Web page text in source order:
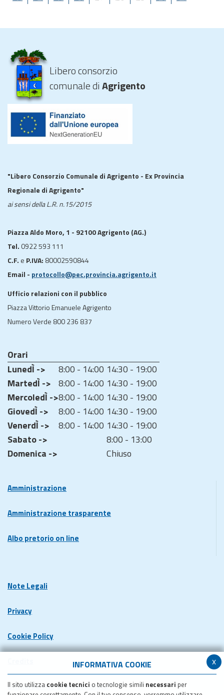
x
INFORMATIVA COOKIE
Il sito utilizza cookie tecnici o tecnologie simili necessari per
Libero consorzio
comunale diAgrigento
"Libero Consorzio Comunale di Agrigento - Ex Provincia
Regionale di Agrigento"
ai sensi della L.R. n.15/2015
Piazza Aldo Moro, 1 - 92100 Agrigento (AG.)
Tel. 0922 593 111
C.F. e P.IVA: 80002590844
Email - protocollo@pec.provincia.agrigento.it
Ufficio relazioni con il pubblico
Piazza Vittorio Emanuele Agrigento
Numero Verde 800 236 837
Orari
LunedÌ ->
8:00 - 14:00 14:30 - 19:00
MartedÌ -> 8:00 - 14:00 14:30 - 19:00
MercoledÌ ->8:00 - 14:00 14:30 - 19:00
GiovedÌ ->
8:00 - 14:00 14:30 - 19:00
VenerdÌ ->
8:00 - 14:00 14:30 - 19:00
Sabato ->
8:00 - 13:00
Domenica ->
Chiuso
Amministrazione
Amministrazione trasparente
Albo pretorio on line
Note Legali
Privacy
Cookie Policy
Dichiarazione di accessibilita'